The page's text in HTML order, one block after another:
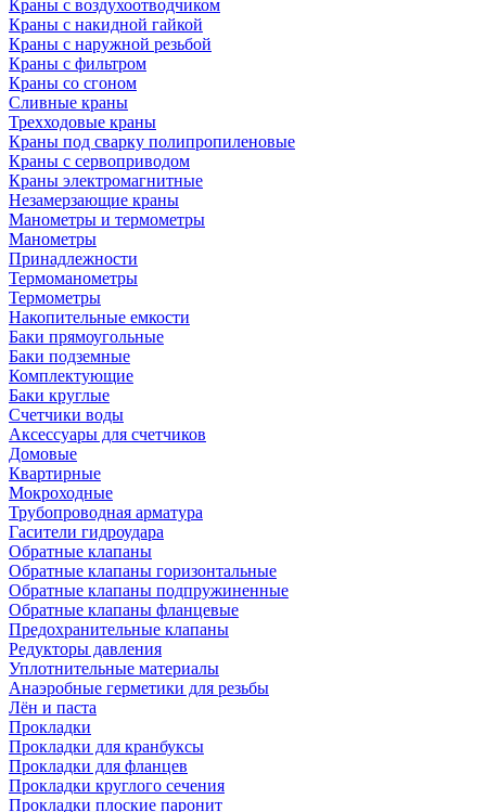
Краны с воздухоотводчиком
Краны с накидной гайкой
Краны с наружной резьбой
Краны с фильтром
Краны со сгоном
Сливные краны
Трехходовые краны
Краны под сварку полипропиленовые
Краны с сервоприводом
Краны электромагнитные
Незамерзающие краны
Манометры и термометры
Манометры
Принадлежности
Термоманометры
Термометры
Накопительные емкости
Баки прямоугольные
Баки подземные
Комплектующие
Баки круглые
Счетчики воды
Аксессуары для счетчиков
Домовые
Квартирные
Мокроходные
Трубопроводная арматура
Гасители гидроудара
Обратные клапаны
Обратные клапаны горизонтальные
Обратные клапаны подпружиненные
Обратные клапаны фланцевые
Предохранительные клапаны
Редукторы давления
Уплотнительные материалы
Анаэробные герметики для резьбы
Лён и паста
Прокладки
Прокладки для кранбуксы
Прокладки для фланцев
Прокладки круглого сечения
Прокладки плоские паронит